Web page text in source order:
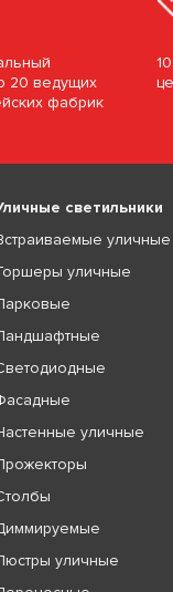
20 ведущих
фабрик
светильники
уличные
уличные
уличные
уличные